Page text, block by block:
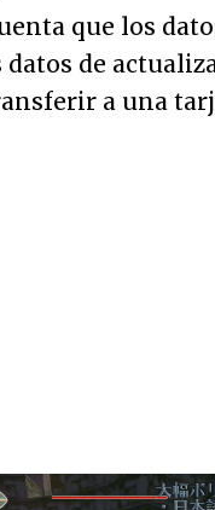
que los
de
a una